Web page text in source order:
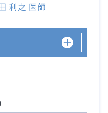
利之 医師